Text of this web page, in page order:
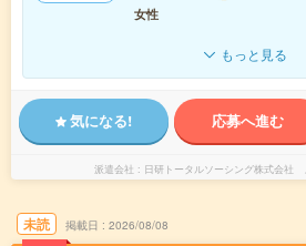
女性
もっと見る
気になる! 応募へ進む
派遣会社 日研トータルソーシング株式会社
未読 掲載日 2026/08/08